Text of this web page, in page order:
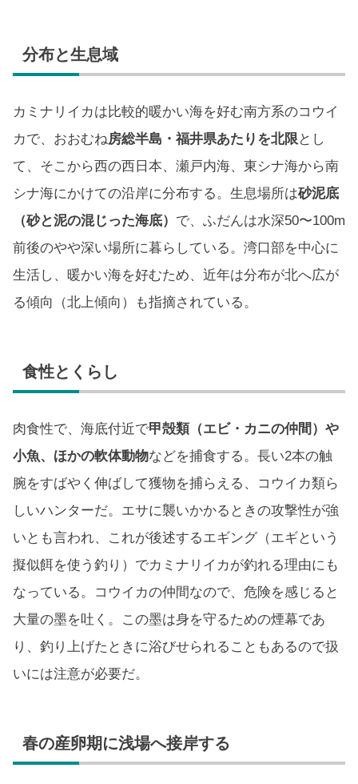
分布と生息域
カミナリイカは比較的暖かい海を好む南方系のコウイ
カで、おおむね房総半島・福井県あたりを北限 とし
て、そこから西の西日本、瀬戸内海、東シナ海から南
シナ海にかけての沿岸に分布する。生息場所は砂泥底
（砂と泥の混じった海底） で、ふだんは水深50〜100m
前後のやや深い場所に暮らしている。湾口部を中心に
生活し、暖かい海を好むため、近年は分布が北へ広が
る傾向（北上傾向）も指摘されている。
食性とくらし
肉食性で、海底付近で甲殻類（エビ・カニの仲間）や
小魚、ほかの軟体動物などを捕食する。長い2本の触
腕をすばやく伸ばして獲物を捕らえる、コウイカ類ら
しいハンターだ。エサに襲いかかるときの攻撃性が強
いとも言われ、これが後述するエギング（エギという
擬似餌を使う釣り）でカミナリイカが釣れる理由にも
なっている。コウイカの仲間なので、危険を感じると
大量の墨を吐く。この墨は身を守るための煙幕であ
り、釣り上げたときに浴びせられることもあるので扱
いには注意が必要だ。
春の産卵期に浅場へ接岸する